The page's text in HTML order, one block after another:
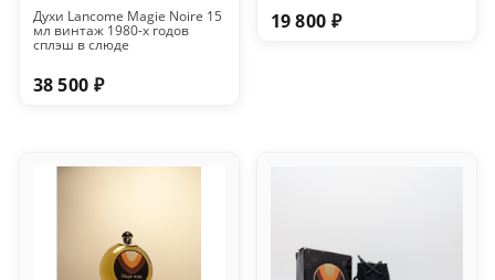
Духи Lancome Magie Noire 15
мл винтаж 1980-х годов
сплэш в слюде
38 500 ₽
19 800 ₽